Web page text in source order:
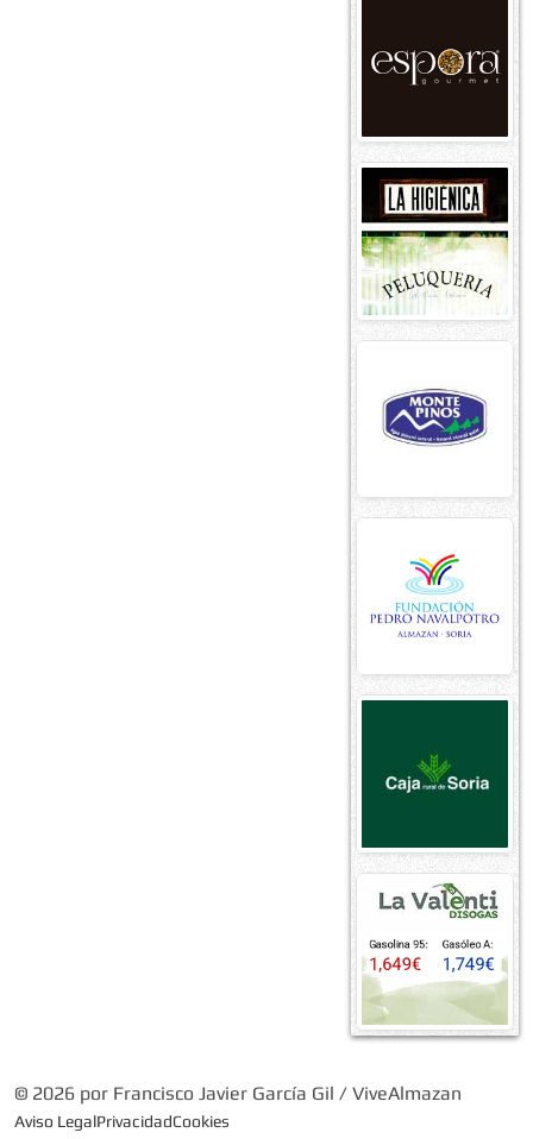
© 2026 por Francisco Javier García Gil / ViveAlmazan
Aviso LegalPrivacidadCookies